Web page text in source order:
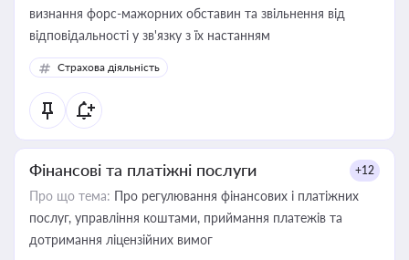
визнання форс-мажорних обставин та звільнення від
відповідальності у зв'язку з їх настанням
Страхова діяльність
Фінансові та платіжні послуги +12
Про що тема: Про регулювання фінансових і платіжних
послуг, управління коштами, приймання платежів та
дотримання ліцензійних вимог